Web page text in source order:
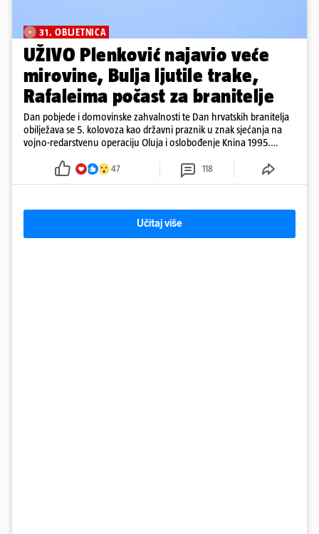
31. OBLJETNICA
UŽIVO Plenković najavio veće
mirovine, Bulja ljutile trake,
Rafaleima počast za branitelje
Dan pobjede i domovinske zahvalnosti te Dan hrvatskih branitelja
obilježava se 5. kolovoza kao državni praznik u znak sjećanja na
vojno-redarstvenu operaciju Oluja i oslobođenje Knina 1995.
47 118
Učitaj više